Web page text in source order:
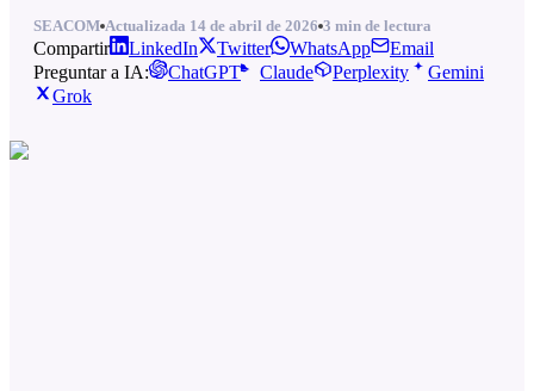
SEACOM Actualizada 14 de abril de 2026 3 min de lectura
Compartir LinkedIn Twitter WhatsApp
Email
Preguntar a IA:
ChatGPT Claude Perplexity
Gemini
Grok